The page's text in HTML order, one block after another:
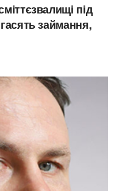
під
займання,